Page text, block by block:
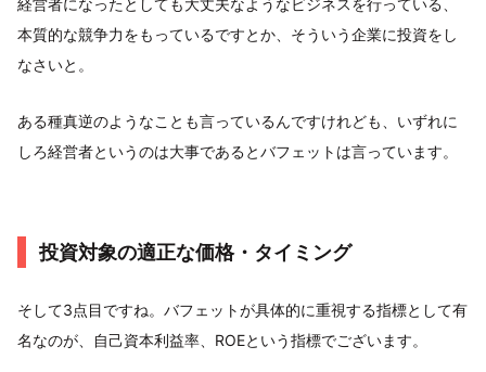
本質的な競争力をもっているですとか、そういう企業に投資をし
なさいと。
ある種真逆のようなことも言っているんですけれども、いずれに
しろ経営者というのは大事であるとバフェットは言っています。
投資対象の適正な価格・タイミング
そして3点目ですね。バフェットが具体的に重視する指標として有
名なのが、自己資本利益率、ROEという指標でございます。